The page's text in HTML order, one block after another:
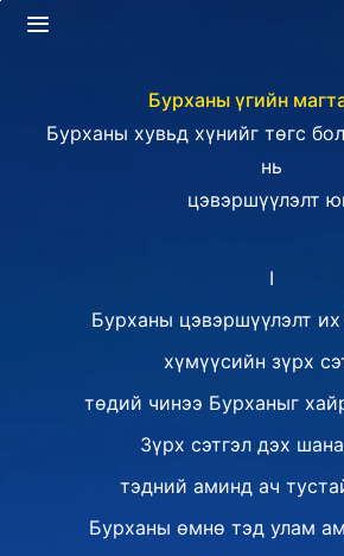
Бурханы үгийн
Бурханы хувьд хүнийг төгс
нь
цэвэршүүлэлт
I
Бурханы цэвэршүүлэлт
хүмүүсийн зүрх
төдий чинээ Бурханыг
Зүрх сэтгэл дэх
тэдний аминд ач
Бурханы өмнө тэд улам